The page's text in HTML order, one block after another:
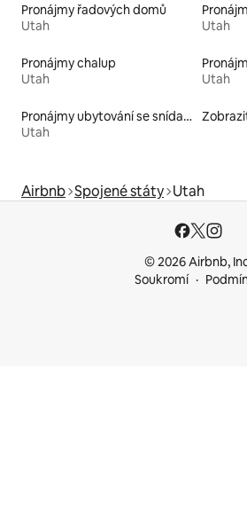
Pronájmy řadových domů
Utah
Utah
Pronájmy chalup
Utah
Utah
Pronájmy ubytování se snídaní
Utah
Airbnb Spojené státy Utah
© 2026 Airbnb,
Soukromí